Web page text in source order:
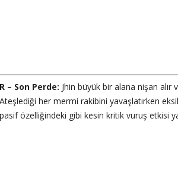
R – Son Perde: Jhin büyük bir alana nişan alır
Ateşlediği her mermi rakibini yavaşlatırken
pasif özelliğindeki gibi kesin kritik vuruş etkisi